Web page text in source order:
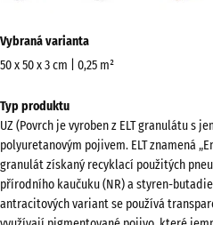
informací
o
Zobrazit
paletu
barev
Břidlicová
(active)
Vybraná varianta
50 x 50 x 3 cm | 0,25 m²
pro
dopravu
540
x
540
Typ produktu
UZ (Povrch je vyroben z ELT granulátu s
polyuretanovým pojivem. ELT znamená
granulát získaný recyklací použitých
přírodního kaučuku (NR) a styren-
antracitových variant se používá